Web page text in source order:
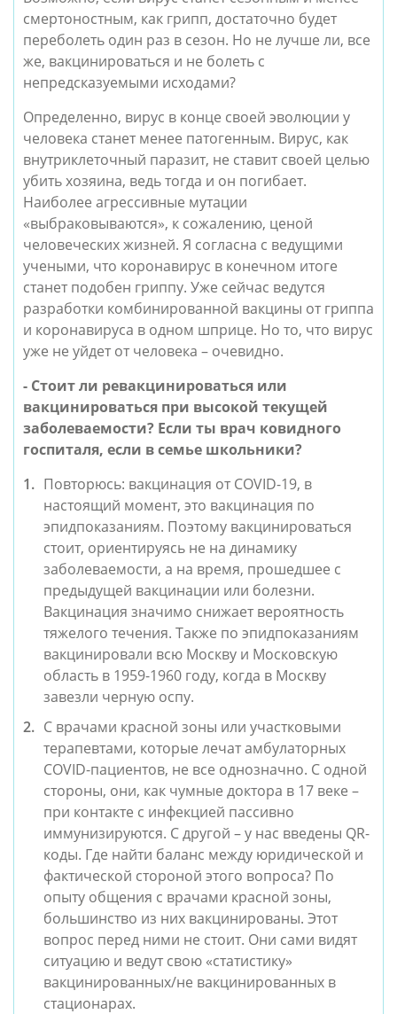
смертоностным, как грипп, достаточно будет
переболеть один раз в сезон. Но не лучше ли, все
же, вакцинироваться и не болеть с
непредсказуемыми исходами?
Определенно, вирус в конце своей эволюции у
человека станет менее патогенным. Вирус, как
внутриклеточный паразит, не ставит своей целью
убить хозяина, ведь тогда и он погибает.
Наиболее агрессивные мутации
«выбраковываются», к сожалению, ценой
человеческих жизней. Я согласна с ведущими
учеными, что коронавирус в конечном итоге
станет подобен гриппу. Уже сейчас ведутся
разработки комбинированной вакцины от гриппа
и коронавируса в одном шприце. Но то, что вирус
уже не уйдет от человека – очевидно.
- Стоит ли ревакцинироваться или
вакцинироваться при высокой текущей
заболеваемости? Если ты врач ковидного
госпиталя, если в семье школьники?
Повторюсь: вакцинация от COVID-19, в
настоящий момент, это вакцинация по
эпидпоказаниям. Поэтому вакцинироваться
стоит, ориентируясь не на динамику
заболеваемости, а на время, прошедшее с
предыдущей вакцинации или болезни.
Вакцинация значимо снижает вероятность
тяжелого течения. Также по эпидпоказаниям
вакцинировали всю Москву и Московскую
область в 1959-1960 году, когда в Москву
завезли черную оспу.
С врачами красной зоны или участковыми
терапевтами, которые лечат амбулаторных
COVID-пациентов, не все однозначно. С одной
стороны, они, как чумные доктора в 17 веке –
при контакте с инфекцией пассивно
иммунизируются. С другой – у нас введены QR-
коды. Где найти баланс между юридической и
фактической стороной этого вопроса? По
опыту общения с врачами красной зоны,
большинство из них вакцинированы. Этот
вопрос перед ними не стоит. Они сами видят
ситуацию и ведут свою «статистику»
вакцинированных/не вакцинированных в
стационарах.